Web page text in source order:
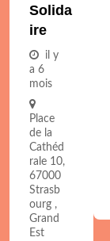
Solida
Ire
il y
a 6
mois
Place
de la
Cathéd
rale 10,
67000
Strasb
ourg ,
Grand
Est